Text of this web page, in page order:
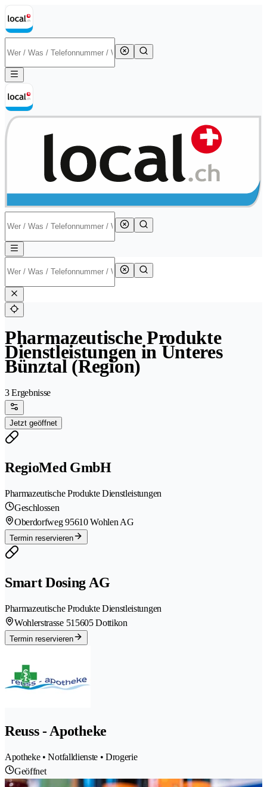
Pharmazeutische Produkte
Dienstleistungen in Unteres
Bünztal (Region)
3 Ergebnisse
Jetzt geöffnet
RegioMed GmbH
Pharmazeutische Produkte Dienstleistungen
Geschlossen
Oberdorfweg 95610 Wohlen AG
Termin reservieren
Smart Dosing AG
Pharmazeutische Produkte Dienstleistungen
Wohlerstrasse 51 5605 Dottikon
Termin reservieren
Reuss - Apotheke
Apotheke • Notfalldienste • Drogerie
Geöffnet